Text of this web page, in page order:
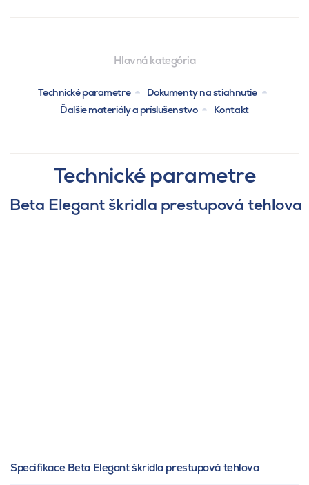
Hlavná kategória
Technické parametre
Dokumenty na stiahnutie
Ďalšie materiály a príslušenstvo
Kontakt
Technické parametre
Beta Elegant škridla prestupová tehlova
Specifikace Beta Elegant škridla prestupová tehlova